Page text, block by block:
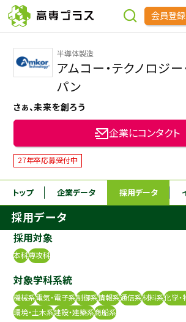
会員登録
企業をさがす
進学先をさがす
インターンシップ・イベントをさ
高専OBOGをさがす
高専プラスセミナー
高専生コミュニティ
めもらす
本科5年生・専攻科2年生向け 採用継
半導体製造
アムコー・テクノロジー
パン
さぁ、未来を創ろう
企業にコンタクト
27年卒応募受付中
トップ 企業データ 採用データ
採用データ
採用対象
本科専攻科
対象学科系統
機械系電気・電子系制御系情報系通信系材料系化学
環境・土木系建設・建築系商船系